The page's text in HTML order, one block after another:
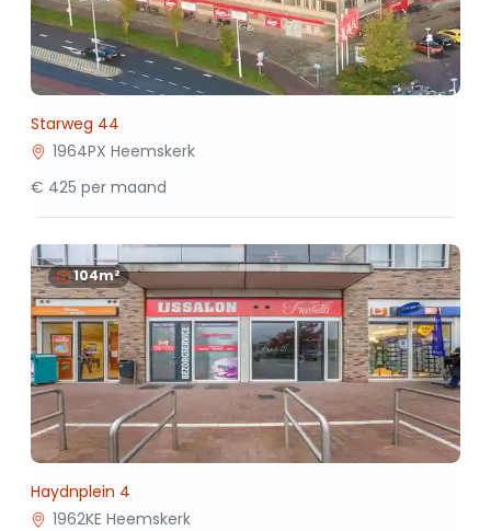
Starweg 44
1964PX Heemskerk
€ 425 per maand
104m²
Haydnplein 4
1962KE Heemskerk